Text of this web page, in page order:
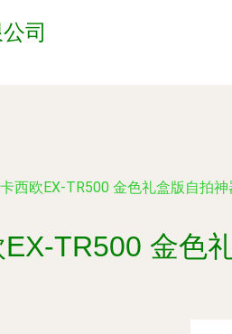
司
卡西欧EX-TR500 金色礼盒版自拍
TR500 金色